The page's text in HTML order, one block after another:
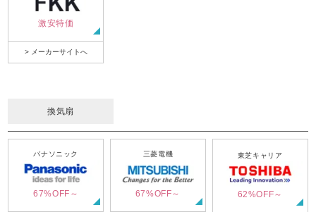
激安特価
> メーカーサイトへ
換気扇
パナソニック
67%OFF～
三菱電機
67%OFF～
東芝キャリア
62%OFF～